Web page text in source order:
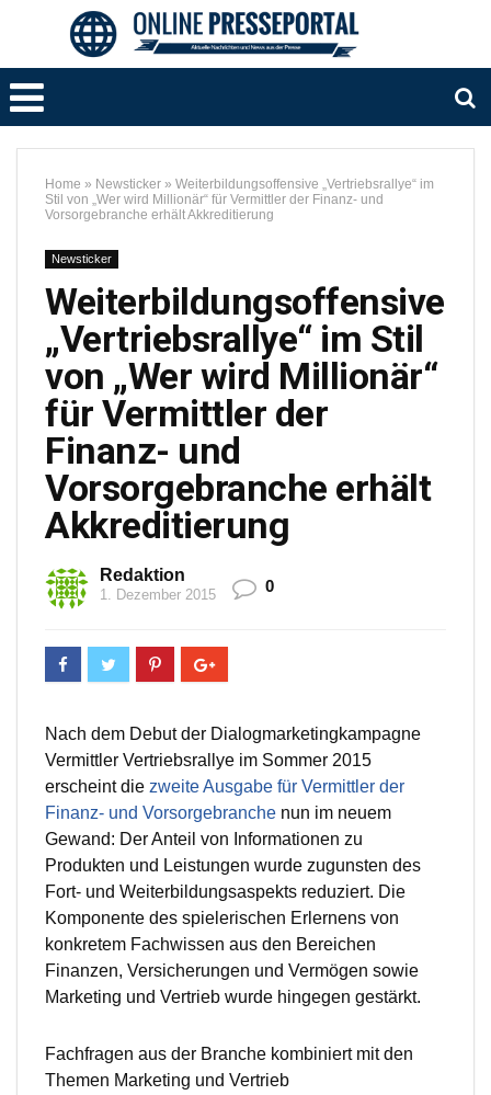
Home » Newsticker » Weiterbildungsoffensive „Vertriebsrallye“ im
Stil von „Wer wird Millionär“ für Vermittler der Finanz- und
Vorsorgebranche erhält Akkreditierung
Newsticker
Weiterbildungsoffensive
„Vertriebsrallye“ im Stil
von „Wer wird Millionär“
für Vermittler der
Finanz- und
Vorsorgebranche erhält
Akkreditierung
Redaktion
1. Dezember 2015 0
Nach dem Debut der Dialogmarketingkampagne
Vermittler Vertriebsrallye im Sommer 2015
erscheint die zweite Ausgabe für Vermittler der
Finanz- und Vorsorgebranche nun im neuem
Gewand: Der Anteil von Informationen zu
Produkten und Leistungen wurde zugunsten des
Fort- und Weiterbildungsaspekts reduziert. Die
Komponente des spielerischen Erlernens von
konkretem Fachwissen aus den Bereichen
Finanzen, Versicherungen und Vermögen sowie
Marketing und Vertrieb wurde hingegen gestärkt.
Fachfragen aus der Branche kombiniert mit den
Themen Marketing und Vertrieb